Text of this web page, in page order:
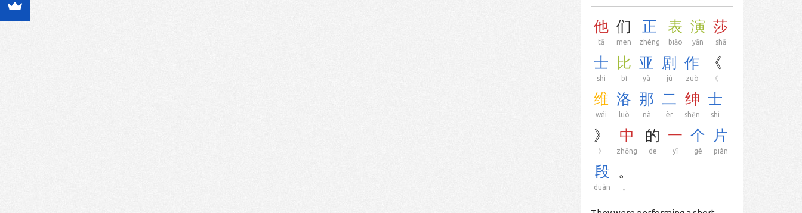
他
tā
们
men
正
zhèng
表
biǎo
演
yǎn
莎
shā
士
shì
比
bǐ
亚
yà
剧
jù
作
zuò
《
《
维
wéi
洛
luò
那
nà
二
èr
绅
shēn
士
shì
》
》
中
zhōng
的
de
一
yī
个
gè
片
piàn
段
duàn
。